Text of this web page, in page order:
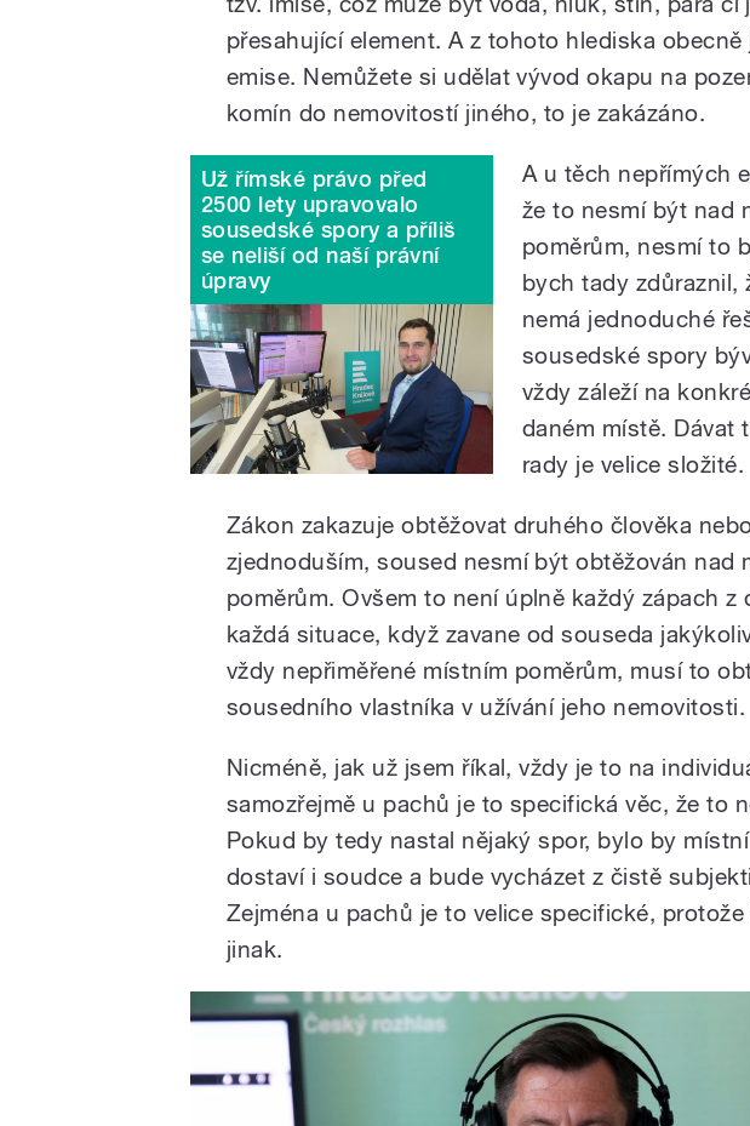
přesahující element. A z tohoto hlediska obecně
emise. Nemůžete si udělat vývod okapu na
komín do nemovitostí jiného, to je zakázáno.
Už římské právo před
2500 lety upravovalo
sousedské spory a příliš
se neliší od naší právní
úpravy
A u těch nepřímých
že to nesmí být nad
poměrům, nesmí to
bych tady zdůraznil,
nemá jednoduché
sousedské spory
vždy záleží na
daném místě. Dávat
rady je velice složité.
Zákon zakazuje obtěžovat druhého člověka
zjednoduším, soused nesmí být obtěžován nad
poměrům. Ovšem to není úplně každý zápach z
každá situace, když zavane od souseda
vždy nepřiměřené místním poměrům, musí to
sousedního vlastníka v užívání jeho nemovitosti.
Nicméně, jak už jsem říkal, vždy je to na
samozřejmě u pachů je to specifická věc, že to
Pokud by tedy nastal nějaký spor, bylo by
dostaví i soudce a bude vycházet z čistě
Zejména u pachů je to velice specifické,
jinak.